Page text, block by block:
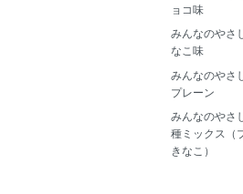
ョコ味
みんなのやさ
なこ味
みんなのやさ
プレーン
みんなのやさ
種ミックス（
きなこ）